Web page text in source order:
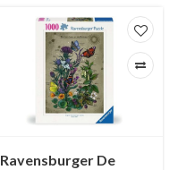
Ravensburger De